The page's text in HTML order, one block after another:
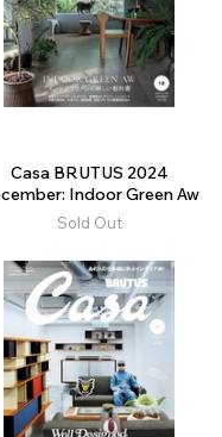
Casa BRUTUS 2024
Indoor Green Aw
Sold Out